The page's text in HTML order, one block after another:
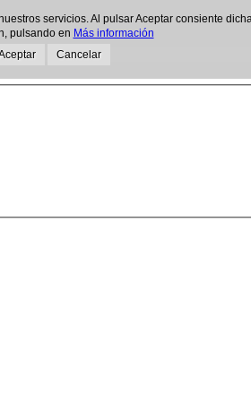
servicios. Al pulsar Aceptar consiente
pulsando en Más información
Cancelar